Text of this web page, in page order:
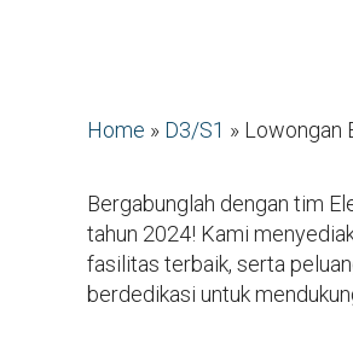
Home » D3/S1 » Lowongan
Bergabunglah dengan tim
tahun 2024! Kami
fasilitas terbaik, serta
berdedikasi untuk